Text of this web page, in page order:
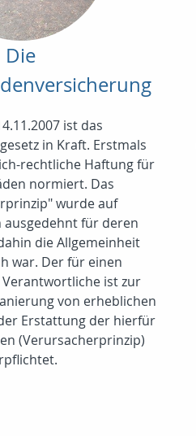
Die
ist das
in Kraft. Erstmals
rechtliche Haftung für
normiert. Das
wurde auf
ausgedehnt für deren
die Allgemeinheit
war. Der für einen
ist zur
von erheblichen
Erstattung der hierfür
(Verursacherprinzip)